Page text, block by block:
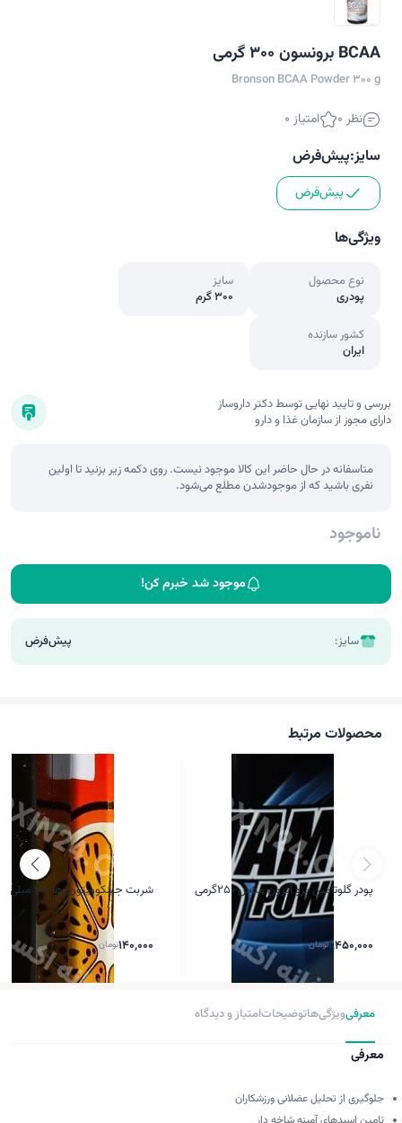
BCAA برونسون 300 گرمی
Bronson BCAA Powder 300 g
نظر 0 امتیاز 0
سایز:پیش‌فرض
پیش‌فرض
ویژگی‌ها
نوع محصول
پودری
سایز
300 گرم
کشور سازنده
ایران
بررسی و تایید نهایی توسط دکتر داروساز
دارای مجوز از سازمان غذا و دارو
متاسفانه در حال حاضر این کالا موجود نیست. روی دکمه زیر بزنید تا اولین
نفری باشید که از موجودشدن مطلع می‌شود.
ناموجود
موجود شد خبرم کن!
سایز: پیش‌فرض
محصولات مرتبط
پودر گلوتامین پرو آیرون مکس 250گرمی
1,450,000تومان
شربت جینکوویتون رها 200 میلی لیتر
140,000تومان
معرفیویژگی‌هاتوضیحاتامتیاز و دیدگاه
معرفی
جلوگیری از تحلیل عضلانی ورزشکاران